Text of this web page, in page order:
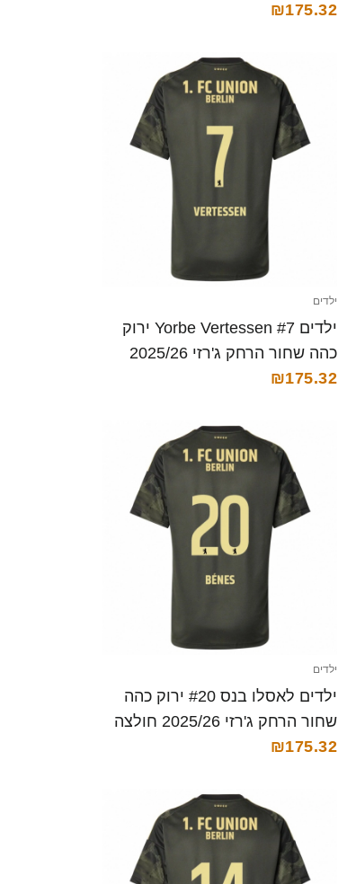
קצרה
₪175.32
ילדים
ילדים Yorbe Vertessen #7 ירוק
כהה שחור הרחק ג'רזי 2025/26
חולצה קצרה
₪175.32
ילדים
ילדים לאסלו בנס #20 ירוק כהה
שחור הרחק ג'רזי 2025/26 חולצה
קצרה
₪175.32